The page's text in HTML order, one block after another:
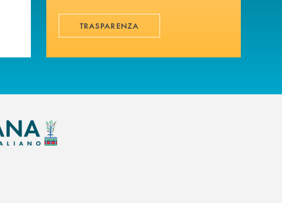
TRASPARENZA